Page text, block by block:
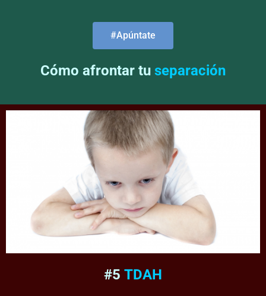
#Apúntate
Cómo afrontar tu separación
#5 TDAH